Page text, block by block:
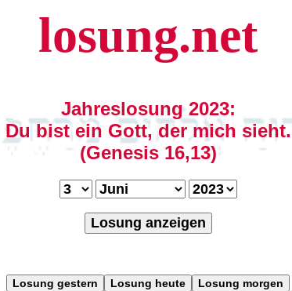
losung.net
Jahreslosung 2023:
Du bist ein Gott, der mich sieht.
(Genesis 16,13)
Losung anzeigen
Losung gestern Losung heute
Losung morgen